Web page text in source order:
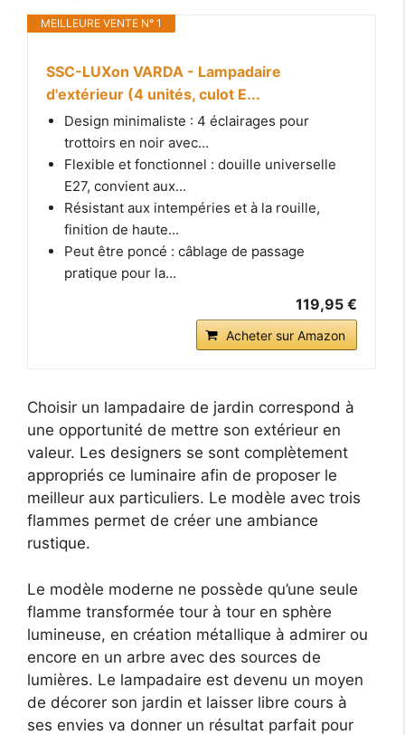
MEILLEURE VENTE N° 1
SSC-LUXon VARDA - Lampadaire
d'extérieur (4 unités, culot E...
Design minimaliste : 4 éclairages pour
trottoirs en noir avec...
Flexible et fonctionnel : douille universelle
E27, convient aux...
Résistant aux intempéries et à la rouille,
finition de haute...
Peut être poncé : câblage de passage
pratique pour la...
119,95 €
Acheter sur Amazon
Choisir un lampadaire de jardin correspond à
une opportunité de mettre son extérieur en
valeur. Les designers se sont complètement
appropriés ce luminaire afin de proposer le
meilleur aux particuliers. Le modèle avec trois
flammes permet de créer une ambiance
rustique.
Le modèle moderne ne possède qu’une seule
flamme transformée tour à tour en sphère
lumineuse, en création métallique à admirer ou
encore en un arbre avec des sources de
lumières. Le lampadaire est devenu un moyen
de décorer son jardin et laisser libre cours à
ses envies va donner un résultat parfait pour